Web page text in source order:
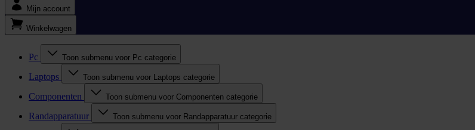
Mijn account
Winkelwagen
Pc Toon submenu voor Pc categorie
Laptops Toon submenu voor Laptops categorie
Componenten Toon submenu voor Componenten categorie
Randapparatuur Toon submenu voor Randapparatuur categorie